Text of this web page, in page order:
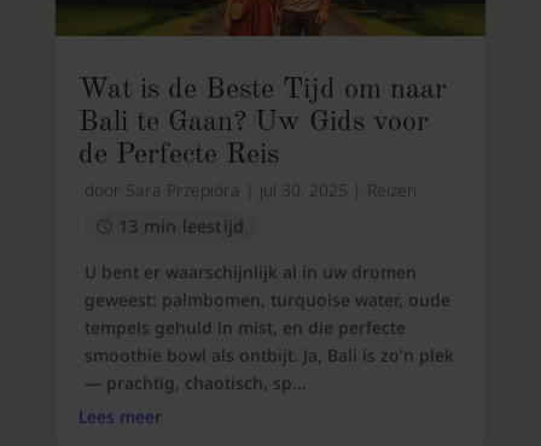
Wat is de Beste Tijd om naar
Bali te Gaan? Uw Gids voor
de Perfecte Reis
door Sara Przepióra jul 30, 2025
Reizen
13 min leestijd
U bent er waarschijnlijk al in uw dromen
geweest: palmbomen, turquoise water, oude
tempels gehuld in mist, en die perfecte
smoothie bowl als ontbijt. Ja, Bali is zo’n plek
— prachtig, chaotisch, sp...
Lees meer